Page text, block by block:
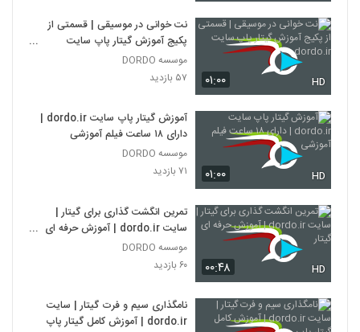
۰۱:۰۰ HD
نت خوانی در موسیقی | قسمتی از
پکیج آموزش گیتار پاپ سایت
dordo.ir
موسسه DORDO
۵۷ بازدید
۰۱:۰۰ HD
آموزش گیتار پاپ سایت dordo.ir |
دارای ۱۸ ساعت فیلم آموزشی
موسسه DORDO
۷۱ بازدید
۰۰:۴۸ HD
تمرین انگشت گذاری برای گیتار |
سایت dordo.ir | آموزش حرفه ای
گیتار
موسسه DORDO
۶۰ بازدید
نامگذاری سیم و فرت گیتار | سایت
dordo.ir | آموزش کامل گیتار پاپ